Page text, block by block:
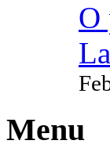
O
Menu